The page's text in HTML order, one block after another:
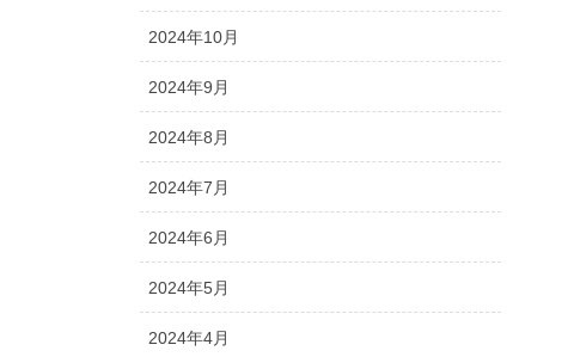
2024年10月
2024年9月
2024年8月
2024年7月
2024年6月
2024年5月
2024年4月